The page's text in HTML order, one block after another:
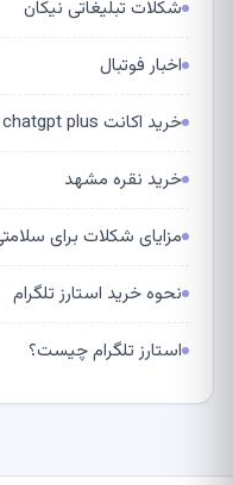
شکلات تبلیغاتی نیکان
اخبار فوتبال
خرید اکانت chatgpt plus
خرید نقره مشهد
مزایای شکلات برای
نحوه خرید استارز تلگرام
استارز تلگرام چیست؟